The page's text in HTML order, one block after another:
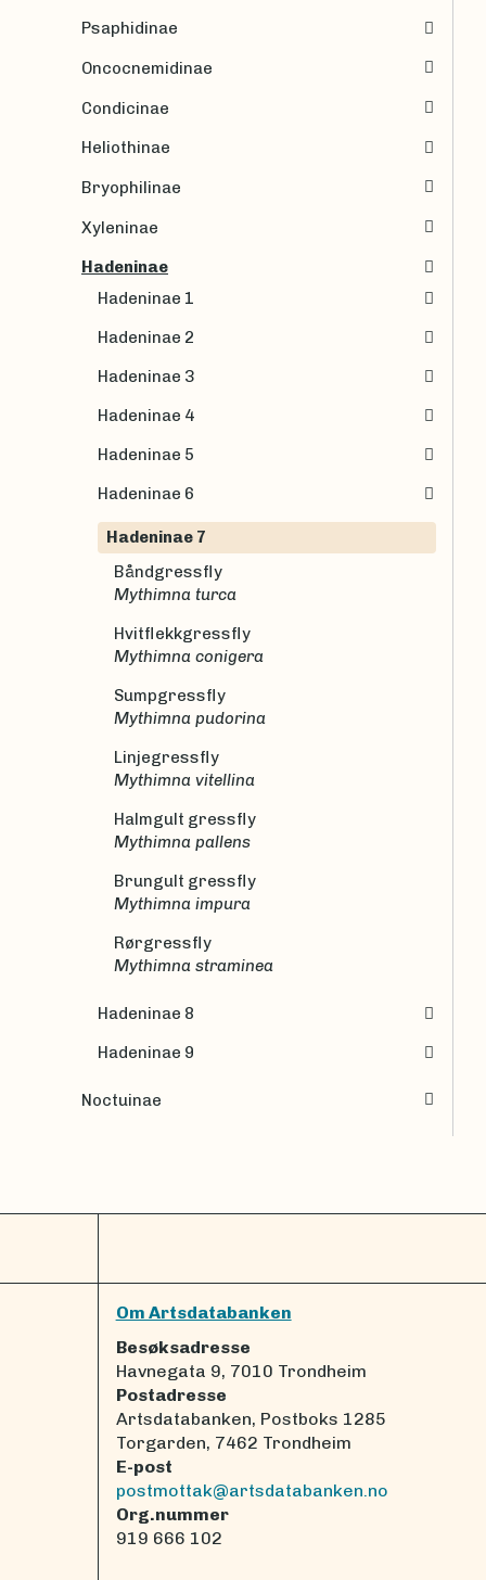
Psaphidinae
Oncocnemidinae
Condicinae
Heliothinae
Bryophilinae
Xyleninae
Hadeninae
Hadeninae 1
Hadeninae 2
Hadeninae 3
Hadeninae 4
Hadeninae 5
Hadeninae 6
Hadeninae 7
Båndgressfly
Mythimna turca
Hvitflekkgressfly
Mythimna conigera
Sumpgressfly
Mythimna pudorina
Linjegressfly
Mythimna vitellina
Halmgult gressfly
Mythimna pallens
Brungult gressfly
Mythimna impura
Rørgressfly
Mythimna straminea
Hadeninae 8
Hadeninae 9
Noctuinae
Om Artsdatabanken
Besøksadresse
Havnegata 9, 7010 Trondheim
Postadresse
Artsdatabanken, Postboks 1285
Torgarden, 7462 Trondheim
E-post
postmottak@artsdatabanken.no
Org.nummer
919 666 102